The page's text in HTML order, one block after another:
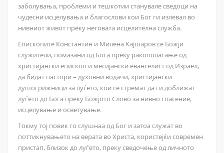
заболувања, проблеми и тешкотии станувале сведоци на
чудесни исцелувања и благослови кои Бог ги излевал во
нивниот живот преку неговата исцелителна служба.
Епископите Константин и Милена Кајшаров се Божји
служители, помазани од Бога преку ракополагање од
христијански епископ и месијански евангелист од Израел,
да бидат пастори – духовни водачи, христијански
душогрижници за луѓето, кои се стремат да ги доближат
луѓето до Бога преку Божјото Слово за нивно спасение,
исцелување и осветување.
Токму тој повик го слушнаа од Бог и затоа служат во
поттикнувањето на верата во Христа, користејќи современ
пристап, близок до луѓето, преку сведочење од личното